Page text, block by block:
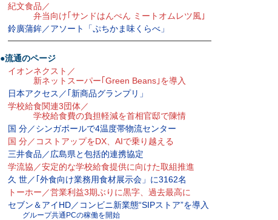
紀文食品／
弁当向け｢サンドはんぺん ミートオムレツ風｣
鈴廣蒲鉾／アソート「ぷちかま味くらべ」
————————————————————————————
●流通のページ
イオンネクスト／
新ネットスーパー｢Green Beans｣を導入
日本アクセス／｢新商品グランプリ」
学校給食関連3団体／
学校給食費の負担軽減を首相官邸で陳情
国 分／シンガポールで4温度帯物流センター
国 分／コストアップをDX、AIで乗り越える
三井食品／広島県と包括的連携協定
学流協／安定的な学校給食提供に向けた取組推進
久 世／｢外食向け業務用食材展示会」に3162名
トーホー／営業利益3期ぶりに黒字、過去最高に
セブン＆アイHD／コンビニ新業態“SIPストア”を導入
グループ共通PCの稼働を開始